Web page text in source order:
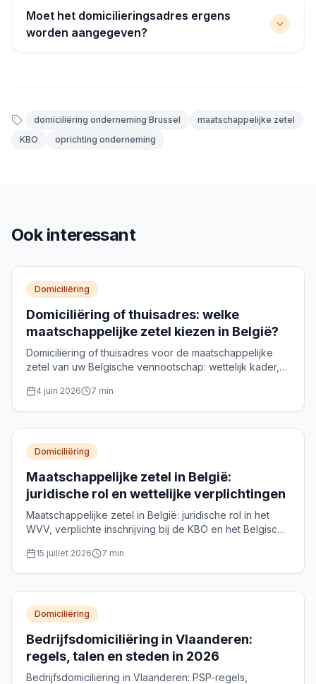
Moet het domicilieringsadres ergens
worden aangegeven?
domiciliëring onderneming Brussel
maatschappelijke zetel
KBO
oprichting onderneming
Ook interessant
Domiciliëring
Domiciliëring of thuisadres: welke
maatschappelijke zetel kiezen in België?
Domiciliëring of thuisadres voor de maatschappelijke
zetel van uw Belgische vennootschap: wettelijk kader,
vergeleken.
4 juin 2026 7 min
Domiciliëring
Maatschappelijke zetel in België:
juridische rol en wettelijke verplichtingen
Maatschappelijke zetel in België: juridische rol in het
WVV, verplichte inschrijving bij de KBO en het Belgisch
en sancties.
15 juillet 2026 7 min
Domiciliëring
Bedrijfsdomiciliëring in Vlaanderen:
regels, talen en steden in 2026
Bedrijfsdomiciliëring in Vlaanderen: PSP-regels,